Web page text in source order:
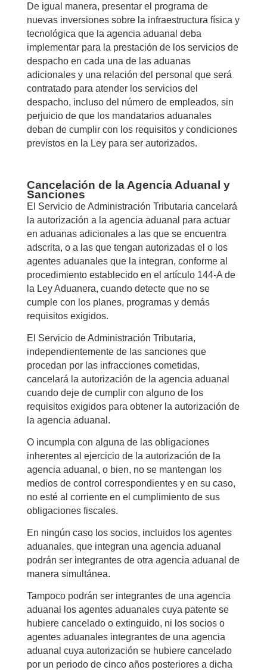
De igual manera, presentar el programa de
nuevas inversiones sobre la infraestructura física y
tecnológica que la agencia aduanal deba
implementar para la prestación de los servicios de
despacho en cada una de las aduanas
adicionales y una relación del personal que será
contratado para atender los servicios del
despacho, incluso del número de empleados, sin
perjuicio de que los mandatarios aduanales
deban de cumplir con los requisitos y condiciones
previstos en la Ley para ser autorizados.
Cancelación de la Agencia Aduanal y
Sanciones
El Servicio de Administración Tributaria cancelará
la autorización a la agencia aduanal para actuar
en aduanas adicionales a las que se encuentra
adscrita, o a las que tengan autorizadas el o los
agentes aduanales que la integran, conforme al
procedimiento establecido en el artículo 144-A de
la Ley Aduanera, cuando detecte que no se
cumple con los planes, programas y demás
requisitos exigidos.
El Servicio de Administración Tributaria,
independientemente de las sanciones que
procedan por las infracciones cometidas,
cancelará la autorización de la agencia aduanal
cuando deje de cumplir con alguno de los
requisitos exigidos para obtener la autorización de
la agencia aduanal.
O incumpla con alguna de las obligaciones
inherentes al ejercicio de la autorización de la
agencia aduanal, o bien, no se mantengan los
medios de control correspondientes y en su caso,
no esté al corriente en el cumplimiento de sus
obligaciones fiscales.
En ningún caso los socios, incluidos los agentes
aduanales, que integran una agencia aduanal
podrán ser integrantes de otra agencia aduanal de
manera simultánea.
Tampoco podrán ser integrantes de una agencia
aduanal los agentes aduanales cuya patente se
hubiere cancelado o extinguido, ni los socios o
agentes aduanales integrantes de una agencia
aduanal cuya autorización se hubiere cancelado
por un periodo de cinco años posteriores a dicha